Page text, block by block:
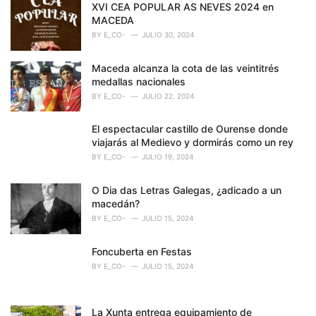
XVI CEA POPULAR AS NEVES 2024 en
MACEDA
BY E_CO- JULIO 30, 2024
Maceda alcanza la cota de las veintitrés
medallas nacionales
BY E_CO- JULIO 22, 2024
El espectacular castillo de Ourense donde
viajarás al Medievo y dormirás como un rey
BY E_CO- JULIO 19, 2024
O Dia das Letras Galegas, ¿adicado a un
macedán?
BY E_CO- JULIO 15, 2024
Foncuberta en Festas
BY E_CO- JULIO 15, 2024
La Xunta entrega equipamiento de